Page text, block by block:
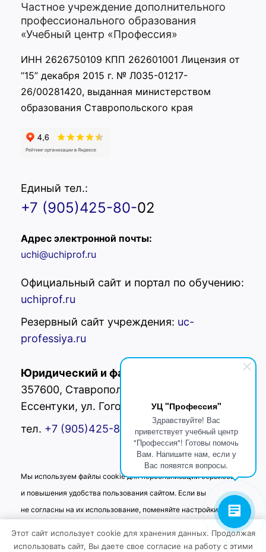
УЦ "Профессия"
Здравствуйте! Вас
приветствует учебный центр
"Профессия"! Готовы помочь
Вам. Напишите нам, если у
Вас появятся вопросы.
Частное учреждение дополнительного
профессионального образования
«Учебный центр «Профессия»
ИНН 2626750109 КПП 262601001 Лицензия от
“15” декабря 2015 г. № Л035-01217-
26/00281420, выданная министерством
образования Ставропольского края
Единый тел.:
+7 (905)425-80-02
Адрес электронной почты:
uchi@uchiprof.ru
Официальный сайт и портал по обучению:
uchiprof.ru
Резервный сайт учреждения: uc-
professiya.ru
Юридический и фактический адрес:
357600, Ставропольский край, г.
Ессентуки, ул. Гоголя 42
тел. +7 (905)425-80- 02
Мы используем файлы cookie для персонализации сервисов
и повышения удобства пользования сайтом. Если вы
не согласны на их использование, поменяйте настройки
Этот сайт использует cookie для хранения данных. Продолжая
использовать сайт, Вы даете свое согласие на работу с этими